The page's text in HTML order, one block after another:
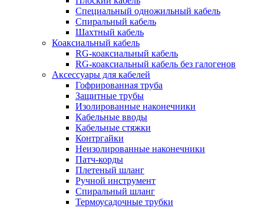
Специальный одножильный кабель
Спиральный кабель
Шахтный кабель
Коаксиальный кабель
RG-коаксиальный кабель
RG-коаксиальный кабель без галогенов
Аксессуары для кабелей
Гофрированная труба
Защитные трубы
Изолированные наконечники
Кабельные вводы
Кабельные стяжки
Контргайки
Неизолированные наконечники
Патч-корды
Плетеный шланг
Ручной инструмент
Спиральный шланг
Термоусадочные трубки